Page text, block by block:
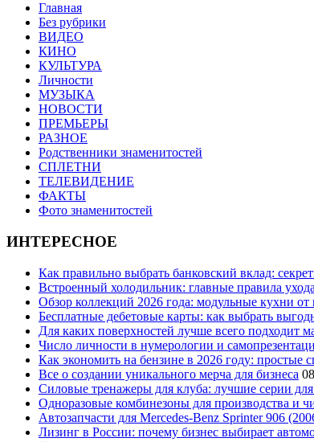
Главная
Без рубрики
ВИДЕО
КИНО
КУЛЬТУРА
Личности
МУЗЫКА
НОВОСТИ
ПРЕМЬЕРЫ
РАЗНОЕ
Родственники знаменитостей
СПЛЕТНИ
ТЕЛЕВИДЕНИЕ
ФАКТЫ
Фото знаменитостей
ИНТЕРЕСНОЕ
Как правильно выбрать банковский вклад:
Встроенный холодильник: главные правила
Обзор коллекций 2026 года: модульные кухни
Бесплатные дебетовые карты: как выбрать
Для каких поверхностей лучше всего подходит
Число личности в нумерологии и
Как экономить на бензине в 2026 году: простые
Все о создании уникального мерча для бизнеса
Силовые тренажеры для клуба: лучшие серии
Одноразовые комбинезоны для производства и
Автозапчасти для Mercedes-Benz Sprinter 906
Лизинг в России: почему бизнес выбирает